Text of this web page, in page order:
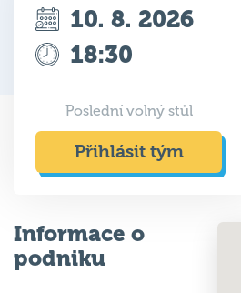
10. 8. 2026
18:30
Poslední volný stůl
Přihlásit tým
Informace o
podniku